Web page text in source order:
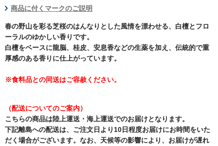
商品に付くマークのご説明
春の野山を彩る芝桜のはんなりとした風情を漂わせる、白檀とフロ
ーラルのゆかしい香りです。
白檀をベースに龍脳、桂皮、安息香などの生薬を加え、伝統的で重
厚感のある香りに仕上がっています。
※食料品との同送はご容赦ください。
（配送についてのご案内）
こちらの商品は陸上運送・海上運送でのお届けとなります。
下記離島への配送は、ご注文日より10日程度お届けにお時間をいた
だく場合がございます。なお、天候等の影響により、お届けが遅れ